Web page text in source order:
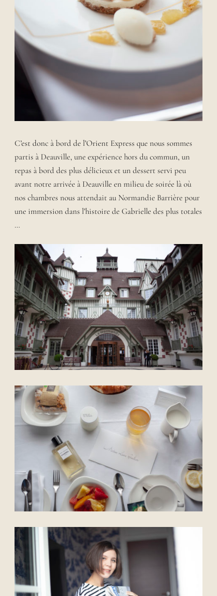
C’est donc à bord de l’Orient Express que nous sommes
partis à Deauville, une expérience hors du commun, un
repas à bord des plus délicieux et un dessert servi peu
avant notre arrivée à Deauville en milieu de soirée là où
nos chambres nous attendait au Normandie Barrière pour
une immersion dans l’histoire de Gabrielle des plus totales
…